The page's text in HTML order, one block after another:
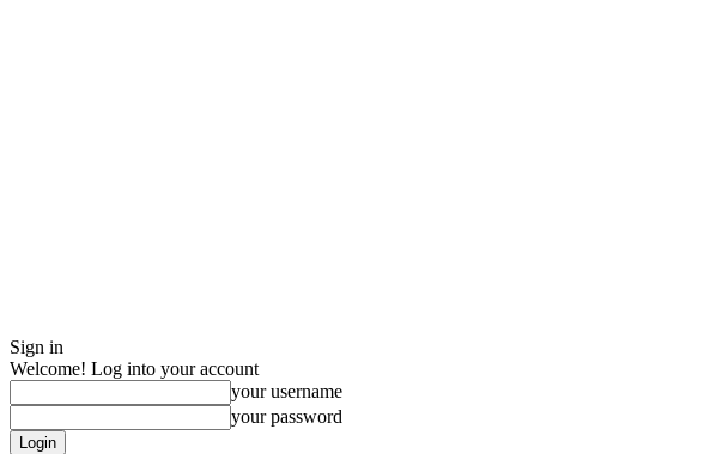
Sign in
Welcome! Log into your account
your username
your password